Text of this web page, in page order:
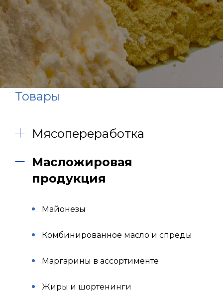
Товары
Мясопереработка
Масложировая
продукция
Майонезы
Комбинированное масло и спреды
Маргарины в ассортименте
Жиры и шортенинги